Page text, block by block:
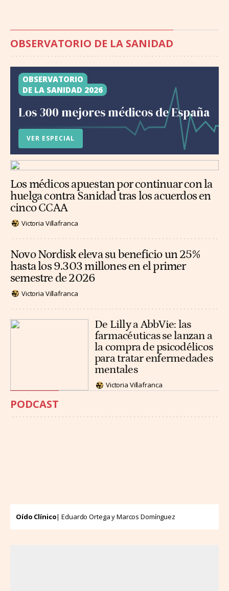
OBSERVATORIO DE LA SANIDAD
OBSERVATORIO
DE LA SANIDAD 2026
Los 300 mejores médicos de España
VER ESPECIAL
Los médicos apuestan por continuar con la
huelga contra Sanidad tras los acuerdos en
cinco CCAA
Victoria Villafranca
Novo Nordisk eleva su beneficio un 25%
hasta los 9.303 millones en el primer
semestre de 2026
Victoria Villafranca
De Lilly a AbbVie: las
farmacéuticas se lanzan a
la compra de psicodélicos
para tratar enfermedades
mentales
Victoria Villafranca
PODCAST
Oído Clínico| Eduardo Ortega y Marcos Domínguez